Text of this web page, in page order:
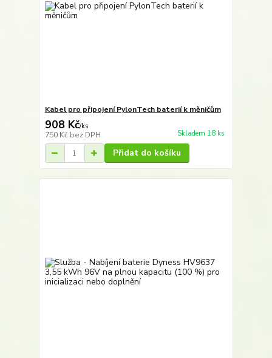
Kabel pro připojení PylonTech baterií k měničům
908 Kč/ks
750 Kč bez DPH Skladem 18 ks
Přidat do košíku